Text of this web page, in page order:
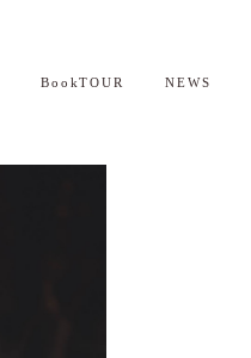
BookTOUR NEWS